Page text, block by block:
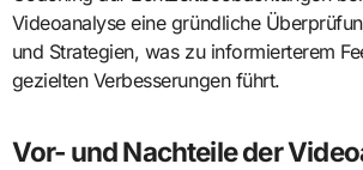
Videoanalyse eine gründliche
und Strategien, was zu informierterem
gezielten Verbesserungen führt.
Vor- und Nachteile der